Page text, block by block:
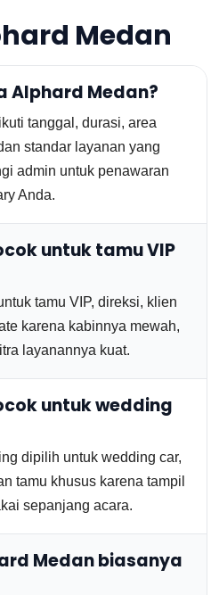
Medan
Alphard Medan?
tanggal, durasi, area
standar layanan yang
admin untuk penawaran
Anda.
untuk tamu VIP
tamu VIP, direksi, klien
karena kabinnya mewah,
layanannya kuat.
untuk wedding
dipilih untuk wedding car,
tamu khusus karena tampil
sepanjang acara.
Medan biasanya